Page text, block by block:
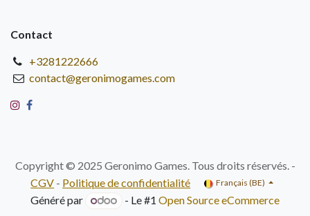
Contact
+3281222666
contact@geronimogames.com
Copyright © 2025 Geronimo Games. Tous droits réservés. -
CGV - Politique de confidentialité Français (BE)
Généré par - Le #1Open Source eCommerce